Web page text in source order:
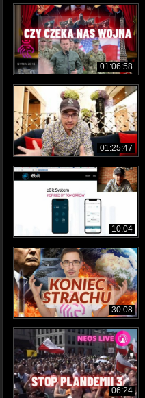
01:06:58
01:25:47
10:04
30:08
06:24